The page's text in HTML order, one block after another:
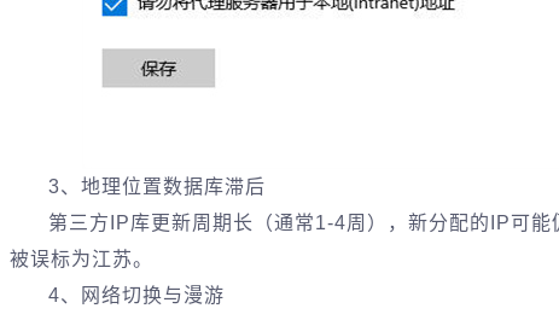
3、地理位置数据库滞后‌
第三方IP库更新周期长（通常1-4周），新分配的IP可
被误标为江苏。
4、网络切换与漫游‌